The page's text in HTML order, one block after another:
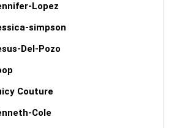
Lopez
simpson
Del-Pozo
Couture
Cole